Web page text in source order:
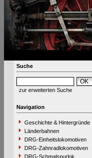
Suche
zur erweiterten Suche
Navigation
Geschichte & Hintergründe
Länderbahnen
DRG-Einheitslokomotiven
DRG-Zahnradlokomotiven
DRG-Schmalspurlok.